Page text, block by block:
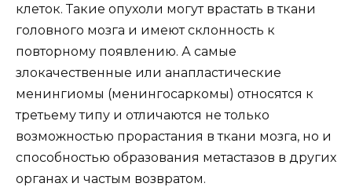
клеток. Такие опухоли могут врастать в ткани
головного мозга и имеют склонность к
повторному появлению. А самые
злокачественные или анапластические
менингиомы (менингосаркомы) относятся к
третьему типу и отличаются не только
возможностью прорастания в ткани мозга, но и
способностью образования метастазов в других
органах и частым возвратом.